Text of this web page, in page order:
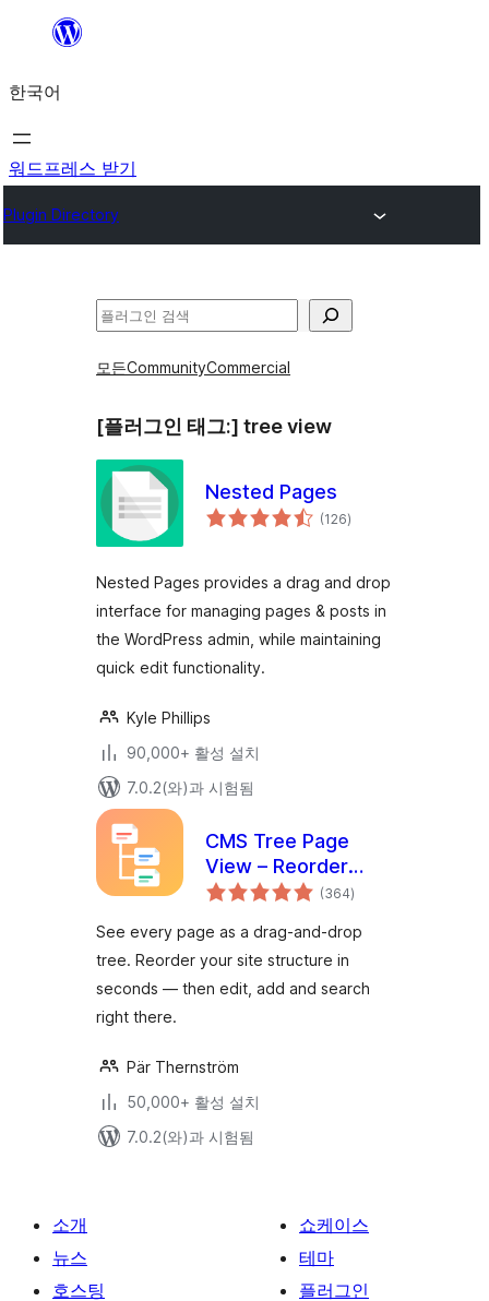
츠
로
바
가
한국어
워드프레스 받기
Plugin Directory
검
모든CommunityCommercial
[플러그인 태그:] tree view
Nested Pages
(126전
체)
Nested Pages provides a drag and drop
interface for managing pages & posts in
the WordPress admin, while maintaining
quick edit functionality.
Kyle Phillips
90,000+ 활성 설치
7.0.2(와)과 시험됨
CMS Tree Page
View – Reorder
Pages with a Drag-
(364전
체
점
)
See every page as a drag-and-drop
tree. Reorder your site structure in
seconds — then edit, add and search
right there.
Pär Thernström
50,000+ 활성 설치
7.0.2(와)과 시험됨
소개
뉴스
호스팅
쇼케이스
테마
플러그인